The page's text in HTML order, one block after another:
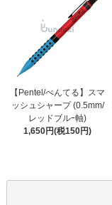
【Pentel/ぺんてる】スマ
ッシュシャープ (0.5mm/
レッドブルｰ軸)
1,650円(税150円)